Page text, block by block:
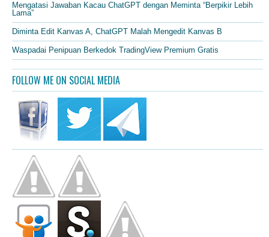
Mengatasi Jawaban Kacau ChatGPT dengan Meminta “Berpikir Lebih
Lama”
Diminta Edit Kanvas A, ChatGPT Malah Mengedit Kanvas B
Waspadai Penipuan Berkedok TradingView Premium Gratis
FOLLOW ME ON SOCIAL MEDIA